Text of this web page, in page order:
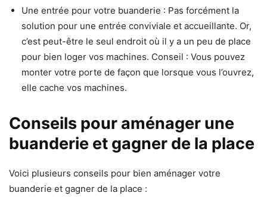
Une entrée pour votre buanderie : Pas forcément la
solution pour une entrée conviviale et accueillante. Or,
c’est peut-être le seul endroit où il y a un peu de place
pour bien loger vos machines. Conseil : Vous pouvez
monter votre porte de façon que lorsque vous l’ouvrez,
elle cache vos machines.
Conseils pour aménager une
buanderie et gagner de la place
Voici plusieurs conseils pour bien aménager votre
buanderie et gagner de la place :